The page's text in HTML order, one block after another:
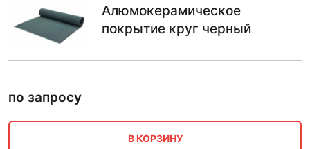
Алюмокерамическое
покрытие круг черный
по запросу
В КОРЗИНУ